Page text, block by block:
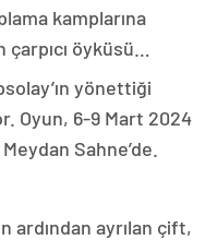
kamplarına
öyküsü…
yönettiği
Oyun, 6-9 Mart 2024
Sahne’de.
ardından ayrılan çift,